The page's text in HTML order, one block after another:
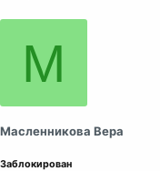
М
Масленникова Вера
Заблокирован